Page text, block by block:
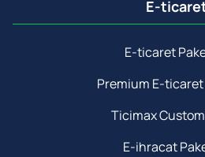
E-
E-ticaret
Premium E-
Ticimax
E-ihracat